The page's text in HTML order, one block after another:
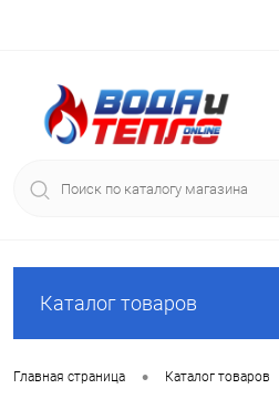
Каталог товаров
Главная страница • Каталог товаров